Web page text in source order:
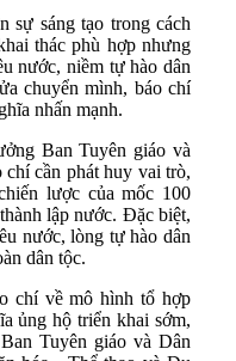
sự sáng tạo trong cách
thác phù hợp nhưng
nước, niềm tự hào dân
chuyển mình, báo chí
nhấn mạnh.
Ban Tuyên giáo và
cần phát huy vai trò,
lược của mốc 100
lập nước. Đặc biệt,
nước, lòng tự hào dân
dân tộc.
chí về mô hình tổ hợp
ủng hộ triển khai sớm,
Tuyên giáo và Dân